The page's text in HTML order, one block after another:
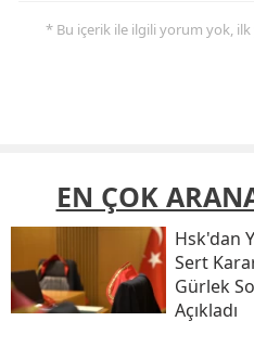
* Bu içerik ile ilgili yorum yok, ilk
EN ÇOK
Hsk'dan
Sert
Gürlek
Açıkladı